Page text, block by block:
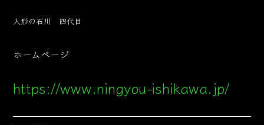
人形の石川 四代目
ホームページ
https://www.ningyou-ishikawa.jp/